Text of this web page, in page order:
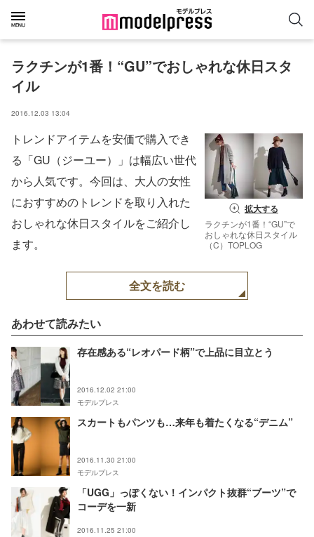
ラクチンが1番！“GU”でおしゃれな休日スタ
イル
2016.12.03 13:04
拡大する
ラクチンが1番！“GU”で
おしゃれな休日スタイル
（C）TOPLOG
トレンドアイテムを安価で購入でき
る「GU（ジーユー）」は幅広い世代
から人気です。今回は、大人の女性
におすすめのトレンドを取り入れた
おしゃれな休日スタイルをご紹介し
ます。
全文を読む
あわせて読みたい
存在感ある“レオパード柄”で上品に目立とう
2016.12.02 21:00
モデルプレス
スカートもパンツも…来年も着たくなる“デニム”
2016.11.30 21:00
モデルプレス
「UGG」っぽくない！インパクト抜群“ブーツ”で
コーデを一新
2016.11.25 21:00